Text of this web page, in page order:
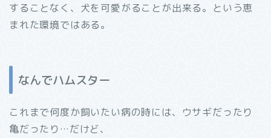
することなく、犬を可愛がることが出来る。という恵
まれた環境ではある。
なんでハムスター
これまで何度か飼いたい病の時には、ウサギだったり
亀だったり…だけど、